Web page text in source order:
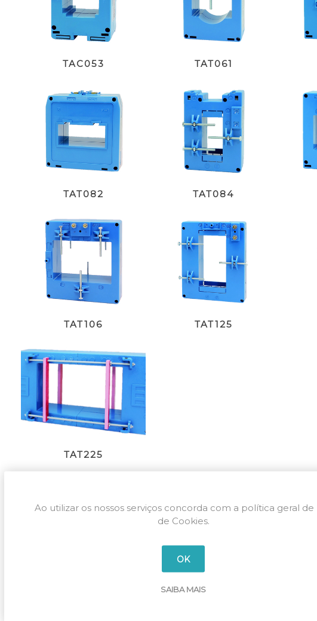
TAC053 TAT061
TAT082 TAT084
TAT106 TAT125
TAT225
Ao utilizar os nossos serviços concorda com a política geral de
de Cookies.
OK
SAIBA MAIS